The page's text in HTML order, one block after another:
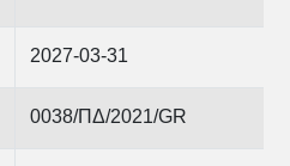
2027-03-31
0038/ΠΔ/2021/GR